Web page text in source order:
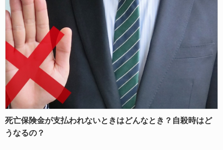
死亡保険金が支払われないときはどんなとき？自殺時はど
うなるの？